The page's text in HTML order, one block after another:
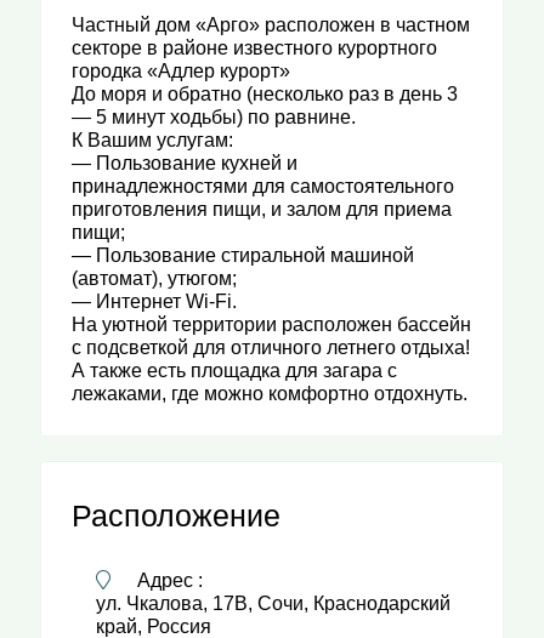
Частный дом «Арго» расположен в частном
секторе в районе известного курортного
городка «Адлер курорт»
До моря и обратно (несколько раз в день 3
— 5 минут ходьбы) по равнине.
К Вашим услугам:
— Пользование кухней и
принадлежностями для самостоятельного
приготовления пищи, и залом для приема
пищи;
— Пользование стиральной машиной
(автомат), утюгом;
— Интернет Wi-Fi.
На уютной территории расположен бассейн
с подсветкой для отличного летнего отдыха!
А также есть площадка для загара с
лежаками, где можно комфортно отдохнуть.
Расположение
Адрес :
ул. Чкалова, 17В, Сочи, Краснодарский
край, Россия